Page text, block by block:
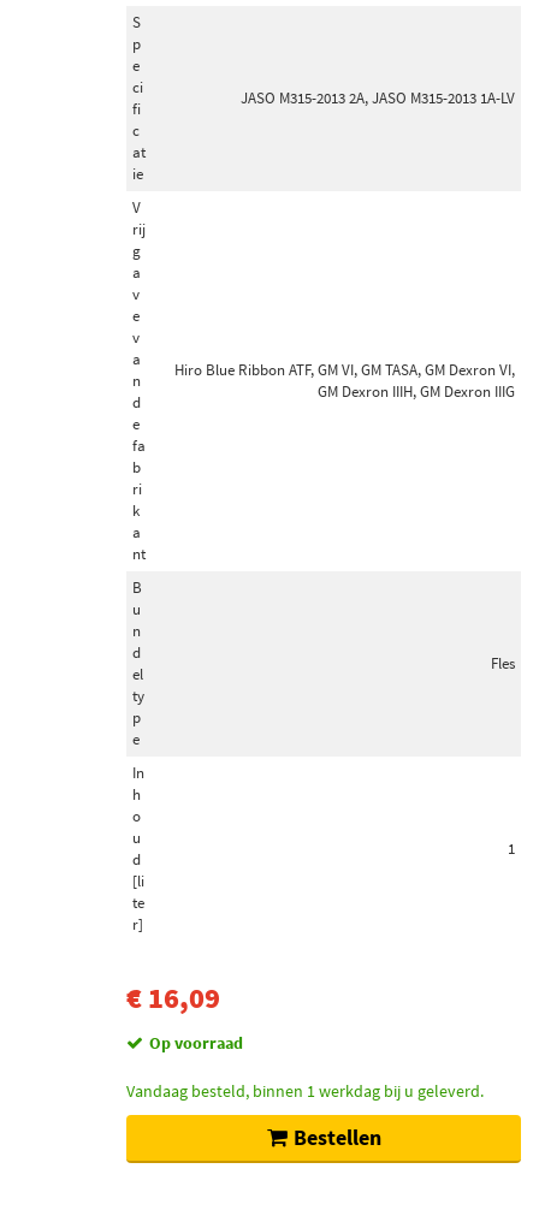
S
p
e
ci
fi
c
at
ie
JASO M315-2013 2A, JASO M315-2013 1A-LV
V
rij
g
a
v
e
v
a
n
d
e
fa
b
ri
k
a
nt
Hiro Blue Ribbon ATF, GM VI, GM TASA, GM Dexron VI,
GM Dexron IIIH, GM Dexron IIIG
B
u
n
d
el
ty
p
e
Fles
In
h
o
u
d
[li
te
r]
1
€ 16,09
Op voorraad
Vandaag besteld, binnen 1 werkdag bij u geleverd.
Bestellen